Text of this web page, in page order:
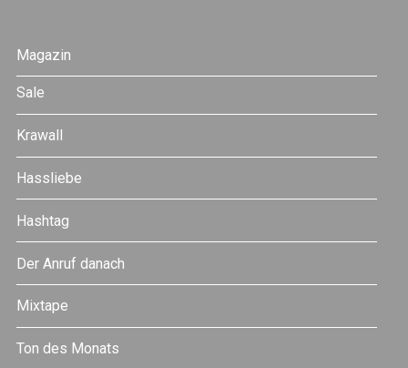
Magazin
Sale
Krawall
Hassliebe
Hashtag
Der Anruf danach
Mixtape
Ton des Monats